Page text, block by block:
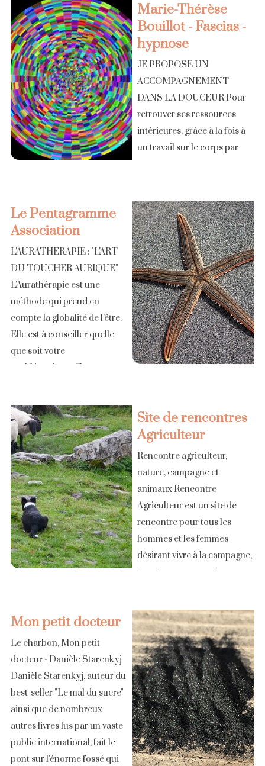
nature. La voix des Corps,
thérapie [...]
Marie-Thérèse
Bouillot - Fascias -
hypnose
JE PROPOSE UN
ACCOMPAGNEMENT
DANS LA DOUCEUR Pour
retrouver ses ressources
intérieures, grâce à la fois à
un travail sur le corps par
fascias), et sur [...]
Le Pentagramme
Association
L'AURATHERAPIE : "L'ART
DU TOUCHER AURIQUE"
L'Aurathérapie est une
méthode qui prend en
compte la globalité de l'être.
Elle est à conseiller quelle
que soit votre
problématique: Choc
opérations chirurgicales, [...]
Site de rencontres
Agriculteur
Rencontre agriculteur,
nature, campagne et
animaux Rencontre
Agriculteur est un site de
rencontre pour tous les
hommes et les femmes
désirant vivre à la campagne,
dans la nature et qui
https://www.rencontre-
agriculteur.com/ Rencontre
agriculteur est [...]
Mon petit docteur
Le charbon, Mon petit
docteur - Danièle Starenkyj
Danièle Starenkyj, auteur du
best-seller "Le mal du sucre"
ainsi que de nombreux
autres livres lus par un vaste
public international, fait le
pont sur l'énorme fossé qui